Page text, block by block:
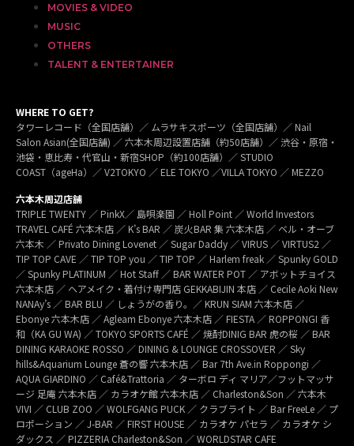
MOVIES & VIDEO
MUSIC
OTHERS
TALENT & ENTERTAINER
WHERE TO GET?
タワーレコード（全国店舗）／ ムラサキスポーツ（全国店舗）／ Nail
Salon Asian(全国店舗) ／ 六本木周辺設置店舗（約50店舗）／ 渋谷・原宿・
池袋・恵比寿・代官山・新宿SHOP（約100店舗）／ STUDIO
COAST（ageHa）／ V2TOKYO ／ ELE TOKYO ／VILLA TOKYO ／ MEZZO
六本木周辺店舗
TRIPLE TWENTY ／ PinkX／ 島唄楽園 ／ Holl Point ／ World Investors
TRAVEL CAFÉ 六本木店 ／ K’s BAR ／ 炭火BAR 集 六本木店 ／ ベル・オーブ
六本木 ／ Privato Dining Lovenet ／ Sugar Daddy ／ VIRUS ／ VIRTUS2 ／
TIP TOP CAVE ／ TIP TOP you ／ TIP TOP ／ Harlem freak ／ Spunky GOLD
／ Spunky PLATINUM ／ Hot Staff ／ BAR WATER POT ／ アボットチョイス
六本木店 ／ ヘアメイク・着付け専門店 GEKKABIJIN 本店 ／ Cecile Aoki New
NANAy’s ／ BAR BLU ／ しょうがの香り。／ KRUN SIAM 六本木店 ／
Ebonye 六本木店 ／ Agleam Ebonye 六本木店 ／ FIESTA ／ ROPPONGI 香
和（KA GU WA) ／ TOKYO SPORTS CAFÉ ／ 焼酎DINIG BAR 虎の桜 ／ BAR
DINING KARAOKE ROSSO ／ DINING & LOUNGE CROSSOVER ／ Sky
hills&Aquarium Lounge 蒼の響 六本木店 ／ Bar 7th Ave.in Roppongi ／
AQUA GIARDINO ／ Café&Trattoria ／ ターボロ ディ マリア／フットマッサ
ージ 足庵 六本木店 ／ カラオケ館 六本木店 ／ Charleston&Son ／ 六本木
VIVI ／ CLUB ZOO ／ WOLFGANG PUCK ／ クラブライト ／ Bar FreeLe ／ プ
ロポーション ／ J-BAR ／ FIRST HOUSE ／ カラオケ パセラ ／ カラオケ シ
ダックス ／ PIZZERIA Charleston&Son ／ WORLDSTAR CAFE